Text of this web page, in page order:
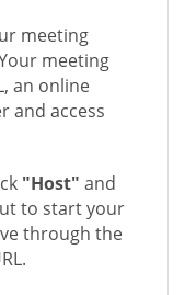
meeting
meeting
an online
and access
"Host" and
to start your
through the